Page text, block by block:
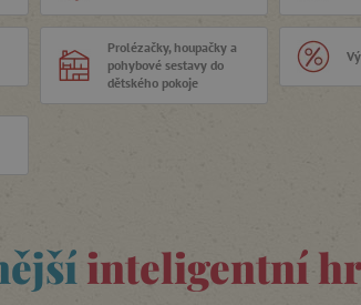
Prolézačky, houpačky a
pohybové sestavy do
dětského pokoje
inteligentní